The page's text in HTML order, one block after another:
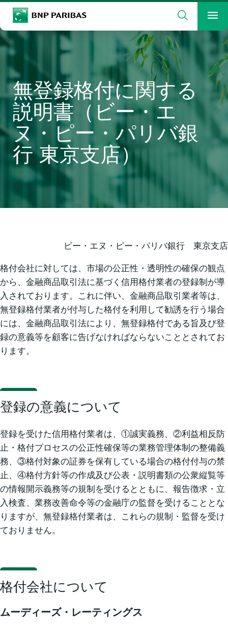
BNP Paribas
検索
検索ワードを入力
検索
メ
無登録格付に関する
説明書（ビー・エ
ヌ・ピー・パリバ銀
行 東京支店）
ビー・エヌ・ピー・パリバ銀行 東京支店
格付会社に対しては、市場の公正性・透明性の確保の観点
から、金融商品取引法に基づく信用格付業者の登録制が導
入されております。これに伴い、金融商品取引業者等は、
無登録格付業者が付与した格付を利用して勧誘を行う場合
には、金融商品取引法により、無登録格付である旨及び登
録の意義等を顧客に告げなければならないこととされてお
ります。
登録の意義について
登録を受けた信用格付業者は、①誠実義務、②利益相反防
止・格付プロセスの公正性確保等の業務管理体制の整備義
務、③格付対象の証券を保有している場合の格付付与の禁
止、④格付方針等の作成及び公表・説明書類の公衆縦覧等
の情報開示義務等の規制を受けるとともに、報告徴求・立
入検査、業務改善命令等の金融庁の監督を受けることとな
りますが、無登録格付業者は、これらの規制・監督を受け
ておりません。
格付会社について
ムーディーズ・レーティングス